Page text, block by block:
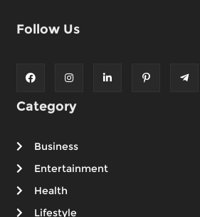
Follow Us
Category
Business
Entertainment
Health
Lifestyle